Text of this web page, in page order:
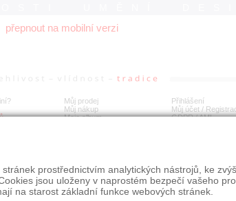
přepnout na mobilní verzi
Můj prodej
Můj nákup
Moje album
Přihlášení
Můj účet /
GDPR/AML
prostřednictvím analytických nástrojů, ke
jsou uloženy v naprostém bezpečí vašeho
na starost základní funkce webových stránek.